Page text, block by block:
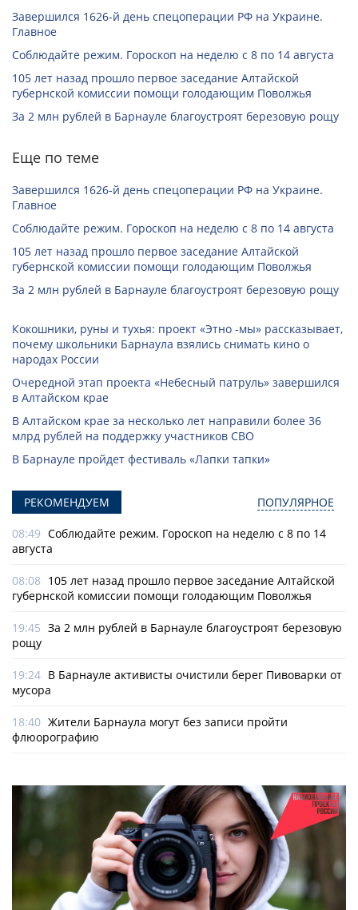
Завершился 1626-й день спецоперации РФ на Украине.
Главное
Соблюдайте режим. Гороскоп на неделю с 8 по 14 августа
105 лет назад прошло первое заседание Алтайской
губернской комиссии помощи голодающим Поволжья
За 2 млн рублей в Барнауле благоустроят березовую рощу
Еще по теме
Завершился 1626-й день спецоперации РФ на Украине.
Главное
Соблюдайте режим. Гороскоп на неделю с 8 по 14 августа
105 лет назад прошло первое заседание Алтайской
губернской комиссии помощи голодающим Поволжья
За 2 млн рублей в Барнауле благоустроят березовую рощу
Кокошники, руны и тухья: проект «Этно -мы» рассказывает,
почему школьники Барнаула взялись снимать кино о
народах России
Очередной этап проекта «Небесный патруль» завершился
в Алтайском крае
В Алтайском крае за несколько лет направили более 36
млрд рублей на поддержку участников СВО
В Барнауле пройдет фестиваль «Лапки тапки»
РЕКОМЕНДУЕМ ПОПУЛЯРНОЕ
08:49 Соблюдайте режим. Гороскоп на неделю с 8 по 14
августа
08:08 105 лет назад прошло первое заседание Алтайской
губернской комиссии помощи голодающим Поволжья
19:45 За 2 млн рублей в Барнауле благоустроят березовую
рощу
19:24 В Барнауле активисты очистили берег Пивоварки от
мусора
18:40 Жители Барнаула могут без записи пройти
флюорографию